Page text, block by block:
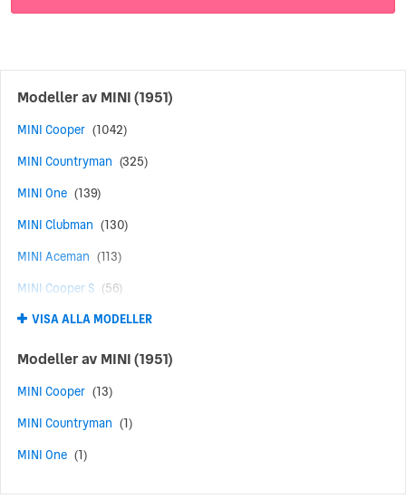
Modeller av MINI(1951)
MINI Cooper (1042)
MINI Countryman (325)
MINI One (139)
MINI Clubman (130)
MINI Aceman (113)
MINI Cooper S (56)
MINI John Cooper Works
MINI Cabrio (13)
MINI Cooper SE (12)
MINI Countryman SE ALL4
MINI Countryman C
VISA ALLA MODELLER
Modeller av MINI(1951)
MINI Cooper (13)
MINI Countryman (1)
MINI One (1)